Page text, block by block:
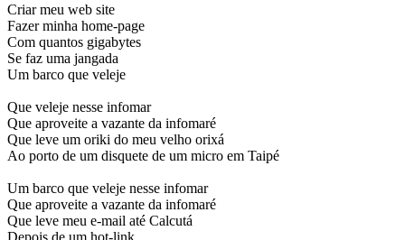
Criar meu web site
Fazer minha home-page
Com quantos gigabytes
Se faz uma jangada
Um barco que veleje
Que veleje nesse infomar
Que aproveite a vazante da infomaré
Que leve um oriki do meu velho orixá
Ao porto de um disquete de um micro em Taipé
Um barco que veleje nesse infomar
Que aproveite a vazante da infomaré
Que leve meu e-mail até Calcutá
Depois de um hot-link